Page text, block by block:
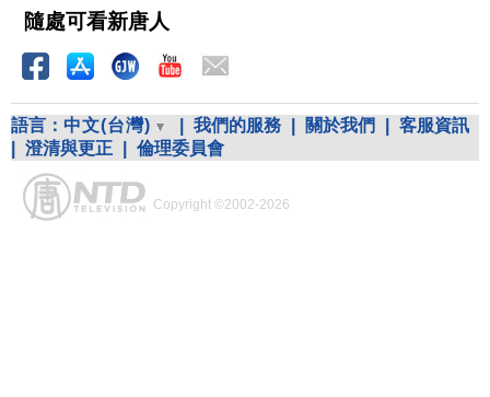
隨處可看新唐人
語言： 中文(台灣) 我們的服務 關於我們
客服資訊
澄清與更正 倫理委員會
Copyright ©2002-2026